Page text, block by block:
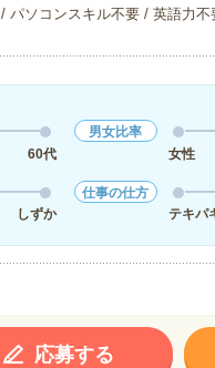
パソコンスキル不要 / 英語力不
60代
男女比率
女性
しずか
仕事の仕方
テキパ
応募する